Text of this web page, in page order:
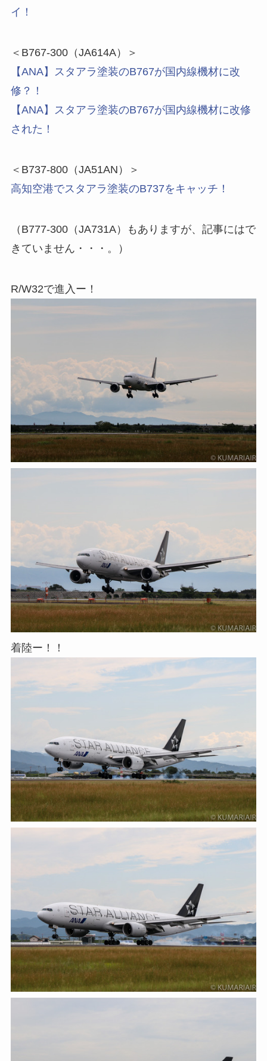
イ！
＜B767-300（JA614A）＞
【ANA】スタアラ塗装のB767が国内線機材に改
修？！
【ANA】スタアラ塗装のB767が国内線機材に改修
された！
＜B737-800（JA51AN）＞
高知空港でスタアラ塗装のB737をキャッチ！
（B777-300（JA731A）もありますが、記事にはで
きていません・・・。）
R/W32で進入ー！
着陸ー！！